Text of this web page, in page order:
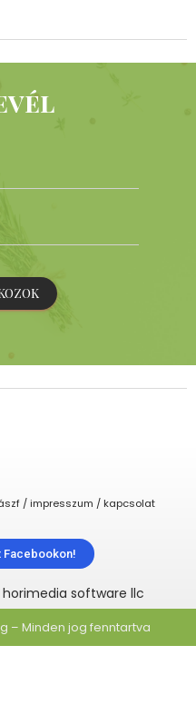
/ impresszum / kapcsolat
Facebookon!
software llc
– Minden jog fenntartva